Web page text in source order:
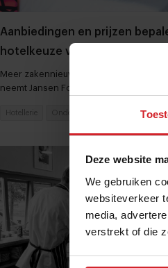
Deze website
We gebruiken
websiteverkeer
media,
verstrekt of die
Aanbiedingen en prijzen
hotelkeuze van de gast
Meer zakennieuws: Bierverkoop daalt -
neemt Jansen Foodservice over
30 juli
Hotellerie